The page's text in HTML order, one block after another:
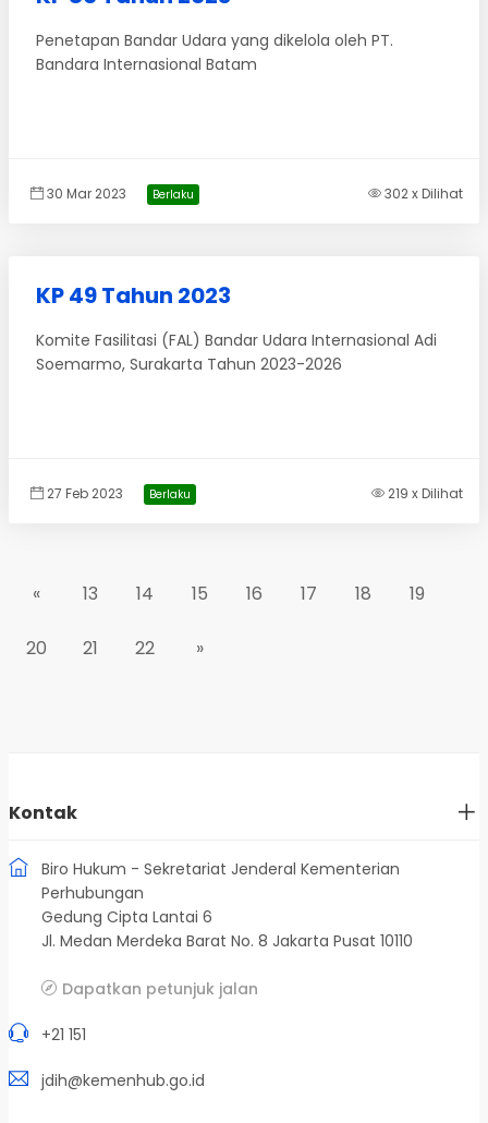
Penetapan Bandar Udara yang dikelola oleh PT.
Bandara Internasional Batam
30 Mar 2023 Berlaku 302 x Dilihat
KP 49 Tahun 2023
Komite Fasilitasi (FAL) Bandar Udara Internasional Adi
Soemarmo, Surakarta Tahun 2023-2026
27 Feb 2023 Berlaku 219 x Dilihat
« 13 14 15 16 17 18 19
20 21 22 »
Kontak
Biro Hukum - Sekretariat Jenderal Kementerian
Perhubungan
Gedung Cipta Lantai 6
Jl. Medan Merdeka Barat No. 8 Jakarta Pusat 10110
Dapatkan petunjuk jalan
+21 151
jdih@kemenhub.go.id